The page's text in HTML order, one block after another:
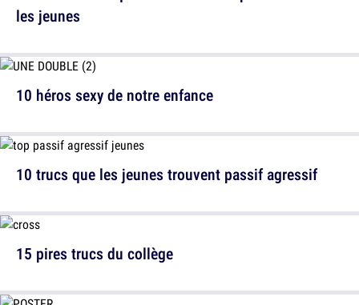
10 héros sexy de notre enfance
15 pires trucs du collège
les jeunes
10 trucs que les jeunes trouvent passif agressif